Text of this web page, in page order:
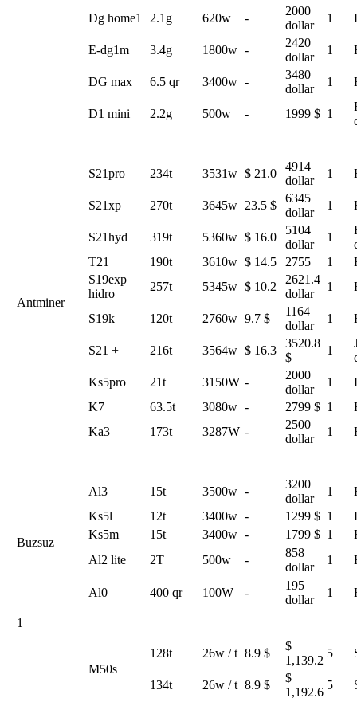
Dg home1
2.1g 620w -
2000
dollar
1
E-dg1m 3.4g 1800w -
2420
dollar
1
DG max 6.5 qr 3400w -
3480
dollar
1
D1 mini 2.2g 500w - 1999 $ 1
Antminer
S21pro 234t 3531w $ 21.0
4914
dollar
1
S21xp 270t 3645w 23.5 $
6345
dollar
1
S21hyd 319t 5360w $ 16.0
5104
dollar
1
T21
190t 3610w $ 14.5 2755 1
S19exp
hidro
257t 5345w $ 10.2
2621.4
dollar
1
S19k 120t 2760w 9.7 $
1164
dollar
1
S21 + 216t 3564w $ 16.3
3520.8
$
1
Ks5pro
21t 3150W -
2000
dollar
1
K7
63.5t 3080w - 2799 $ 1
Ka3
173t 3287W -
2500
dollar
1
Buzsuz
Al3 15t 3500w -
3200
dollar
1
Ks5l
12t 3400w - 1299 $ 1
Ks5m
15t 3400w - 1799 $ 1
Al2 lite
2T 500w -
858
dollar
1
Al0 400 qr 100W -
195
dollar
1
1
M50s
128t 26w / t 8.9 $
$
1,139.2
5
134t 26w / t 8.9 $
$
1,192.6
5